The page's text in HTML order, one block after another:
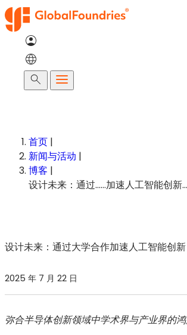
跳
至
搜
首页 |
新闻与活动 |
博客 |
设计未来：通过……加速人工智能创新
设计未来：通过大学合作加速人工智能创新
2025 年 7 月 22 日
弥合半导体创新领域中学术界与产业界的